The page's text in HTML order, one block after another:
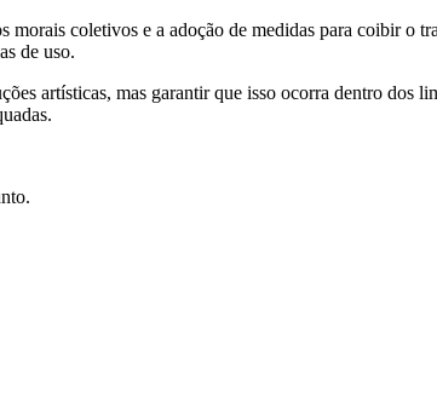
morais coletivos e a adoção de medidas para coibir
de uso.
artísticas, mas garantir que isso ocorra dentro dos